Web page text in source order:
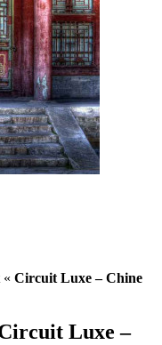
« Circuit Luxe – Chine
Luxe –